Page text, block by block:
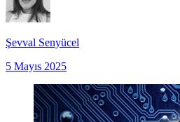
Şevval Senyücel
5 Mayıs 2025